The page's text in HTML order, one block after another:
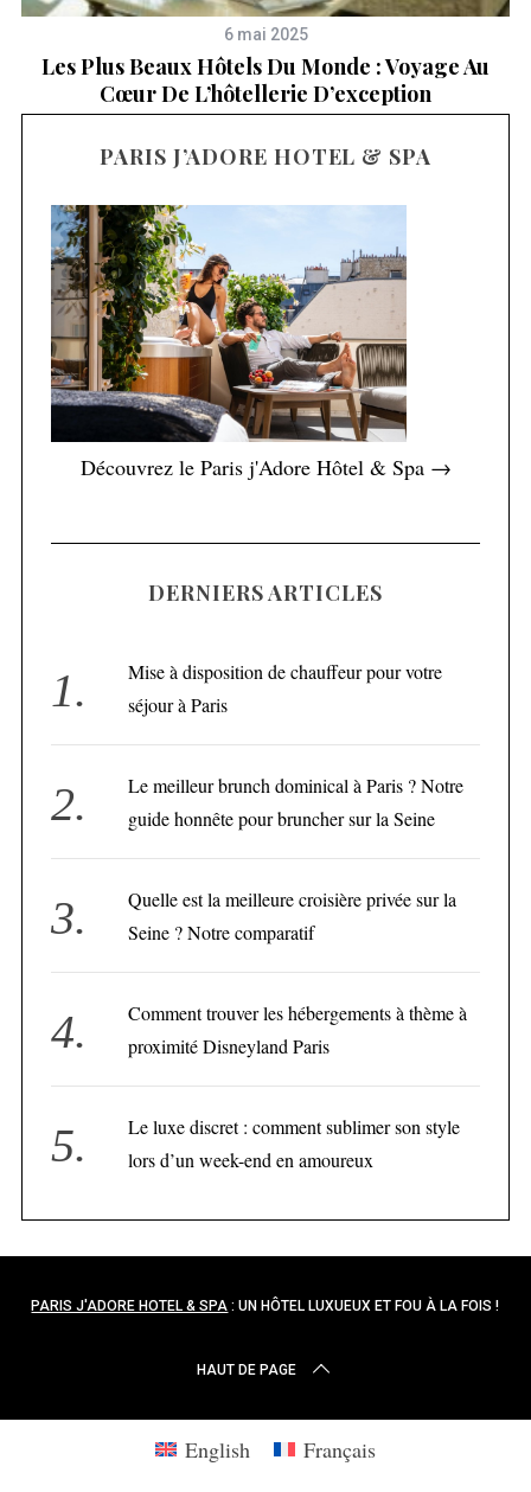
6 mai 2025
Les Plus Beaux Hôtels Du Monde : Voyage Au
Cœur De L’hôtellerie D’exception
PARIS J’ADORE HOTEL & SPA
Découvrez le Paris j'Adore Hôtel & Spa →
DERNIERS ARTICLES
Mise à disposition de chauffeur pour votre
séjour à Paris
Le meilleur brunch dominical à Paris ? Notre
guide honnête pour bruncher sur la Seine
Quelle est la meilleure croisière privée sur la
Seine ? Notre comparatif
Comment trouver les hébergements à thème à
proximité Disneyland Paris
Le luxe discret : comment sublimer son style
lors d’un week-end en amoureux
PARIS J'ADORE HOTEL & SPA : UN HÔTEL LUXUEUX ET FOU À LA FOIS !
HAUT DE PAGE
English Français